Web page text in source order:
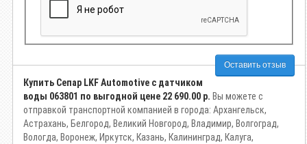
Оставить отзыв
Купить Сепар LKF Automotive с датчиком
воды 063801 по выгодной цене 22 690.00 р. Вы можете с
отправкой транспортной компанией в города: Архангельск,
Астрахань, Белгород, Великий Новгород, Владимир, Волгоград,
Вологда, Воронеж, Иркутск, Казань, Калининград, Калуга,